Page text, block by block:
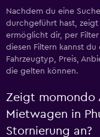
Nachdem du eine
durchgeführt hast,
ermöglicht dir, per
diesen Filtern kannst
Fahrzeugtyp, Preis,
die gelten können.
Zeigt momondo
Mietwagen in
Stornierung an?